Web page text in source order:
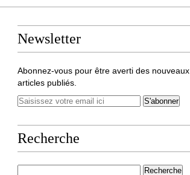
Newsletter
Abonnez-vous pour être averti des nouveaux
articles publiés.
Recherche